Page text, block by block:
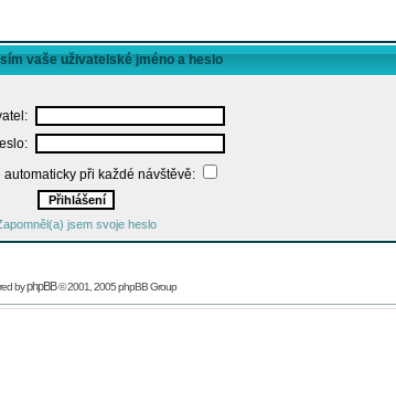
vaše uživatelské jméno a heslo
automaticky při každé návštěvě:
jsem svoje heslo
byphpBB© 2001, 2005 phpBB Group